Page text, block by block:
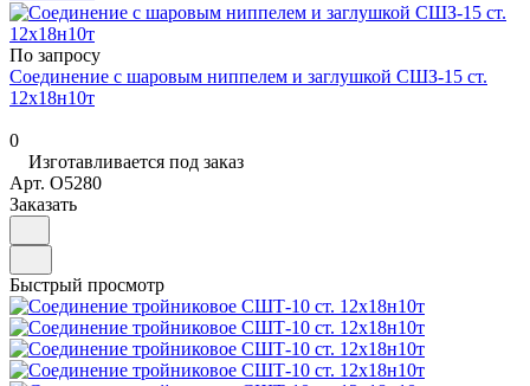
По запросу
Соединение с шаровым ниппелем и заглушкой СШЗ-15 ст.
12х18н10т
0
Изготавливается под заказ
Арт. O5280
Заказать
Быстрый просмотр